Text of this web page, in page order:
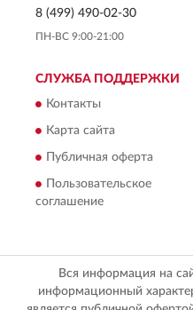
8 (499) 490-02-30
ПН-ВС 9:00-21:00
СЛУЖБА ПОДДЕРЖКИ
Контакты
Карта сайта
Публичная оферта
Пользовательское
соглашение
Вся информация на
информационный